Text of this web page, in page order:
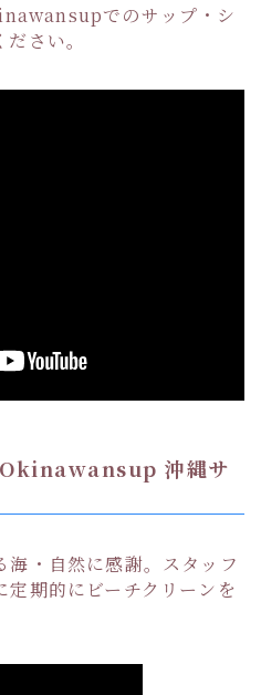
でのサップ・シ
さい。
Okinawansup 沖縄サ
海・自然に感謝。スタッフ
期的にビーチクリーンを